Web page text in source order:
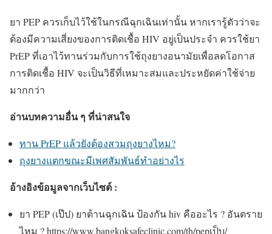
ยา PEP ควรเก็บไว้ใช้ในกรณีฉุกเฉินเท่านั้น หากเรารู้ตัวว่าจะ
ต้องมีความเสี่ยงของการติดเชื้อ HIV อยู่เป็นประจำ ควรใช้ยา
PrEP ที่เอาไว้ทานร่วมกับการใช้ถุงยางอนามัยเพื่อลดโอกาส
การติดเชื้อ HIV จะเป็นวิธีที่เหมาะสมและประหยัดค่าใช้จ่าย
มากกว่า
อ่านบทความอื่น ๆ ที่น่าสนใจ
ทาน PrEP แล้วยังต้องสวมถุงยางไหม?
ถุงยางแตกขณะมีเพศสัมพันธ์ทำอย่างไร
อ้างอิงข้อมูลจากเว็บไซต์ :
ยา PEP (เป๊ป) ยาต้านฉุกเฉิน ป้องกัน hiv คืออะไร ? อันตราย
ไหม ? https://www.bangkoksafeclinic.com/th/pepเป็บ/